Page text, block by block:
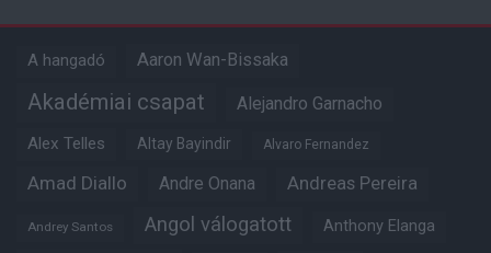
A hangadó Aaron Wan-Bissaka
Akadémiai csapat Alejandro Garnacho
Alex Telles Altay Bayindir Alvaro Fernandez
Amad Diallo Andre Onana Andreas Pereira
Andrey Santos Angol válogatott Anthony Elanga